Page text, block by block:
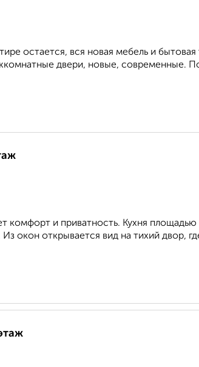
остается, вся новая мебель и бытовая
двери, новые, современные.
комфорт и приватность. Кухня
окон открывается вид на тихий двор,